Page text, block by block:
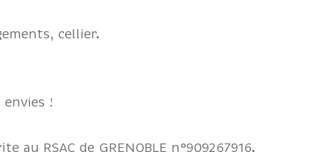
cellier.
!
RSAC de GRENOBLE n°909267916.